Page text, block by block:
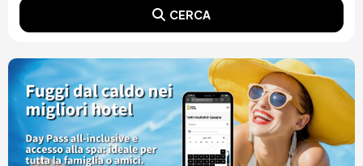
CERCA